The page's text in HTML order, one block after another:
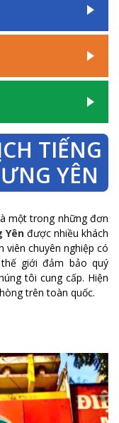
TIẾNG
YÊN
một trong những đơn
Yên được nhiều khách
viên chuyên nghiệp có
giới đảm bảo quý
tôi cung cấp. Hiện
trên toàn quốc.